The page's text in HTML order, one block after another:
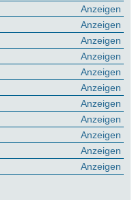
Anzeigen
Anzeigen
Anzeigen
Anzeigen
Anzeigen
Anzeigen
Anzeigen
Anzeigen
Anzeigen
Anzeigen
Anzeigen